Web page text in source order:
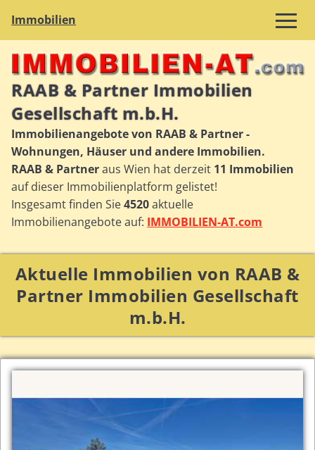
Immobilien
RAAB & Partner Immobilien
Gesellschaft m.b.H.
Immobilienangebote von RAAB & Partner -
Wohnungen, Häuser und andere Immobilien.
RAAB & Partneraus Wien hat derzeit 11 Immobilien
auf dieser Immobilienplatform gelistet!
Insgesamt finden Sie4520aktuelle
Immobilienangebote auf: IMMOBILIEN-AT.com
Aktuelle Immobilien von RAAB &
Partner Immobilien Gesellschaft
m.b.H.